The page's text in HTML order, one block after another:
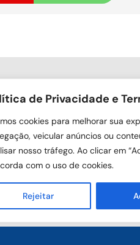
de Privacidade e
cookies para melhorar sua
veicular anúncios ou
nosso tráfego. Ao clicar em
com o uso de cookies.
Rejeitar
nas redes sociais